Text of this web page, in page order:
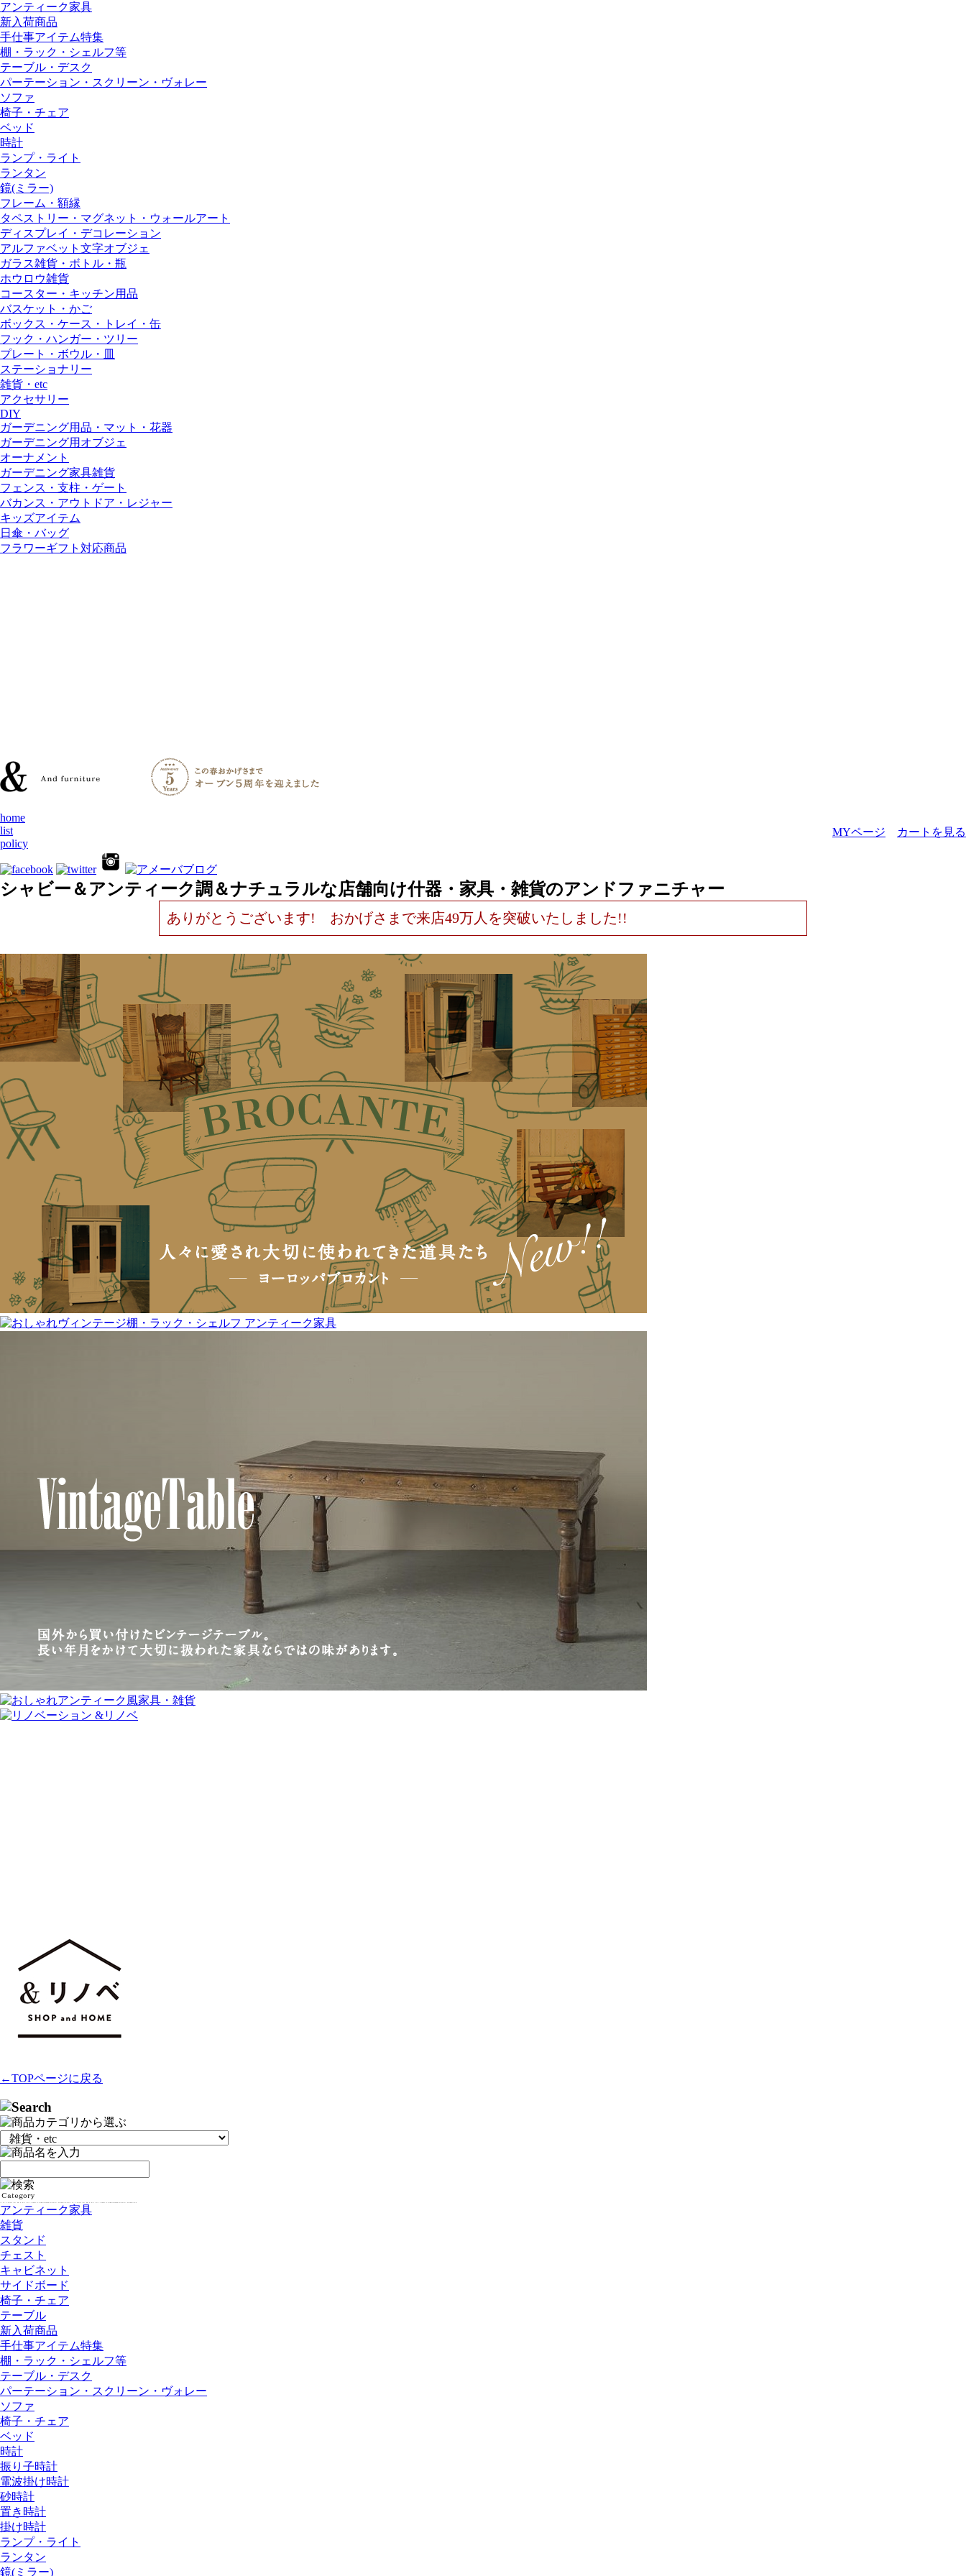
アンティーク家具
新入荷商品
手仕事アイテム特集
棚・ラック・シェルフ等
テーブル・デスク
パーテーション・スクリーン・ヴォレー
ソファ
椅子・チェア
ベッド
時計
ランプ・ライト
ランタン
鏡(ミラー)
フレーム・額縁
タペストリー・マグネット・ウォールアート
ディスプレイ・デコレーション
アルファベット文字オブジェ
ガラス雑貨・ボトル・瓶
ホウロウ雑貨
コースター・キッチン用品
バスケット・かご
ボックス・ケース・トレイ・缶
フック・ハンガー・ツリー
プレート・ボウル・皿
ステーショナリー
雑貨・etc
アクセサリー
DIY
ガーデニング用品・マット・花器
ガーデニング用オブジェ
オーナメント
ガーデニング家具雑貨
フェンス・支柱・ゲート
バカンス・アウトドア・レジャー
キッズアイテム
日傘・バッグ
フラワーギフト対応商品
MYページ カートを見る
home
list
policy
シャビー＆アンティーク調＆ナチュラルな店舗向け什器・家具・雑貨のアンドファニチャー
ありがとうございます! おかげさまで来店49万人を突破いたしました!!
←TOPページに戻る
アンティーク家具
雑貨
スタンド
チェスト
キャビネット
サイドボード
椅子・チェア
テーブル
新入荷商品
手仕事アイテム特集
棚・ラック・シェルフ等
テーブル・デスク
パーテーション・スクリーン・ヴォレー
ソファ
椅子・チェア
ベッド
時計
振り子時計
電波掛け時計
砂時計
置き時計
掛け時計
ランプ・ライト
ランタン
鏡(ミラー)